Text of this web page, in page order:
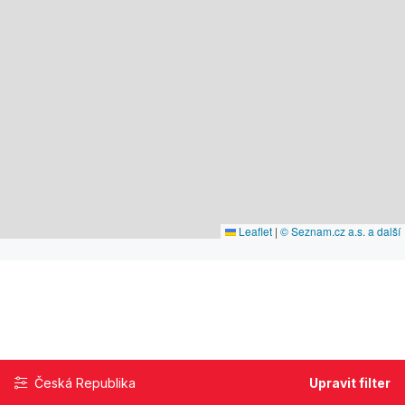
Leaflet | © Seznam.cz a.s. a další
Česká Republika Upravit filter